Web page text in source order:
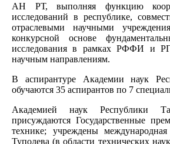
АН РТ, выполняя функцию
исследований в республике,
отраслевыми научными
конкурсной основе
исследования в рамках РФФИ и
научным направлениям.
В аспирантуре Академии наук
обучаются 35 аспирантов по 7
Академией наук Республики
присуждаются Государственные
технике; учреждены
Туполева (в области технических